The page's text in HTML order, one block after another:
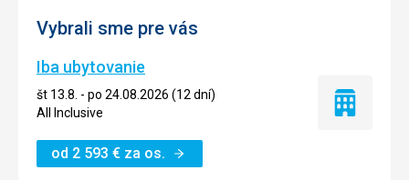
Vybrali sme pre vás
Iba ubytovanie
št 13.8. - po 24.08.2026 (12 dní)
All Inclusive
od 2 593 € za os.
Iba